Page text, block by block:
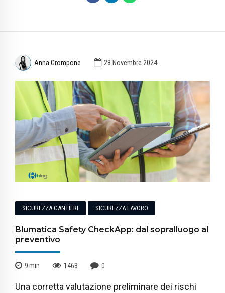
Anna Grompone 28 Novembre 2024
SICUREZZA CANTIERI SICUREZZA LAVORO
Blumatica Safety CheckApp: dal sopralluogo al
preventivo
9min 1463 0
Una corretta valutazione preliminare dei rischi